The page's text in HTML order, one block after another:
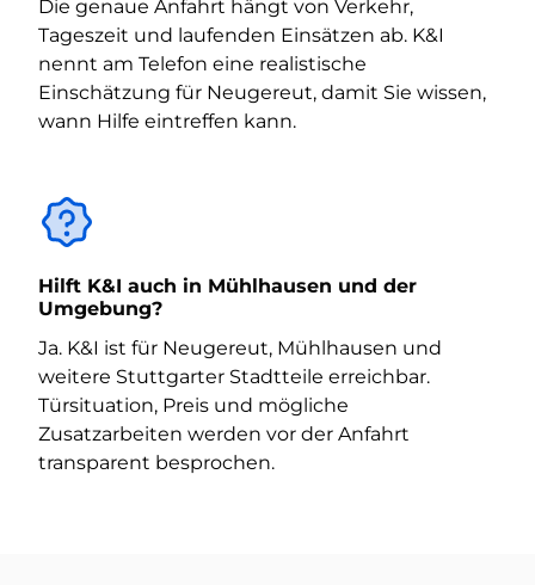
Die genaue Anfahrt hängt von Verkehr,
Tageszeit und laufenden Einsätzen ab. K&I
nennt am Telefon eine realistische
Einschätzung für Neugereut, damit Sie wissen,
wann Hilfe eintreffen kann.
Hilft K&I auch in Mühlhausen und der
Umgebung?
Ja. K&I ist für Neugereut, Mühlhausen und
weitere Stuttgarter Stadtteile erreichbar.
Türsituation, Preis und mögliche
Zusatzarbeiten werden vor der Anfahrt
transparent besprochen.